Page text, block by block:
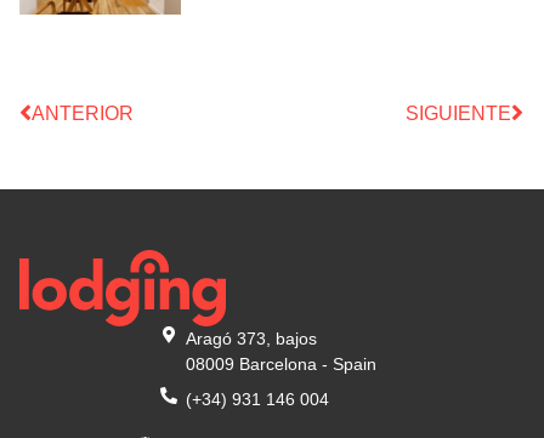
ANTERIOR SIGUIENTE
Aragó 373, bajos
08009 Barcelona - Spain
(+34) 931 146 004